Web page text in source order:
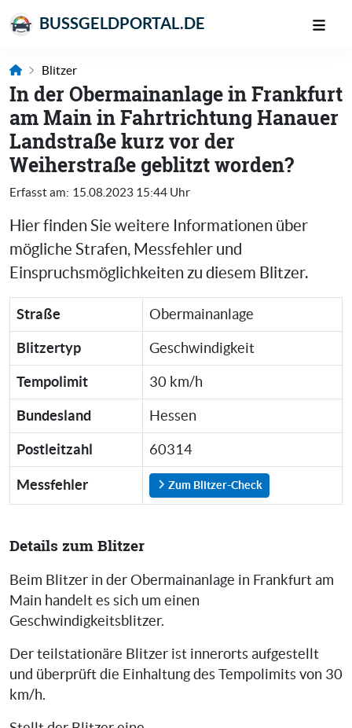
BUSSGELDPORTAL.DE
Blitzer
In der Obermainanlage in Frankfurt
am Main in Fahrtrichtung Hanauer
Landstraße kurz vor der
Weiherstraße geblitzt worden?
Erfasst am: 15.08.2023 15:44 Uhr
Hier finden Sie weitere Informationen über
mögliche Strafen, Messfehler und
Einspruchsmöglichkeiten zu diesem Blitzer.
Straße Obermainanlage
Blitzertyp Geschwindigkeit
Tempolimit 30 km/h
Bundesland Hessen
Postleitzahl 60314
Messfehler Zum Blitzer-Check
Details zum Blitzer
Beim Blitzer in der Obermainanlage in Frankfurt am
Main handelt es sich um einen
Geschwindigkeitsblitzer.
Der teilstationäre Blitzer ist innerorts aufgestellt
und überprüft die Einhaltung des Tempolimits von 30
km/h.